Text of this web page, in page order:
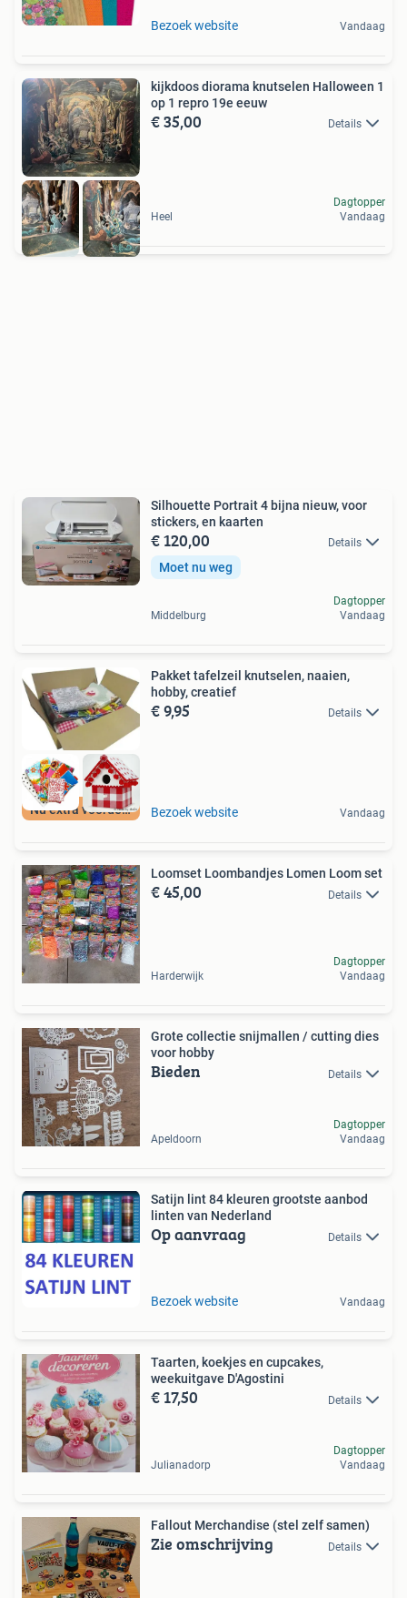
Bezoek website Vandaag
kijkdoos diorama knutselen Halloween 1
op 1 repro 19e eeuw
€ 35,00 Details
Heel
Dagtopper
Vandaag
Silhouette Portrait 4 bijna nieuw, voor
stickers, en kaarten
€ 120,00 Details
Moet nu weg
Middelburg
Dagtopper
Vandaag
Nu extra voordelig
Pakket tafelzeil knutselen, naaien,
hobby, creatief
€ 9,95 Details
Bezoek website Vandaag
Loomset Loombandjes Lomen Loom set
€ 45,00 Details
Harderwijk
Dagtopper
Vandaag
Grote collectie snijmallen / cutting dies
voor hobby
Bieden Details
Apeldoorn
Dagtopper
Vandaag
Satijn lint 84 kleuren grootste aanbod
linten van Nederland
Op aanvraag Details
Bezoek website Vandaag
Taarten, koekjes en cupcakes,
weekuitgave D'Agostini
€ 17,50 Details
Julianadorp
Dagtopper
Vandaag
Fallout Merchandise (stel zelf samen)
Zie omschrijving Details